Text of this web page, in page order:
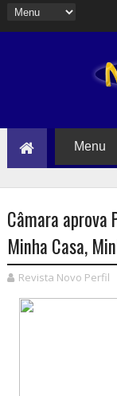
Câmara aprova
Minha Casa,
Revista Novo Perfil